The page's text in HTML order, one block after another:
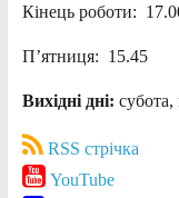
Кінець роботи:
П’ятниця: 15.45
Вихідні дні: субота,
RSS стрічка
YouTube